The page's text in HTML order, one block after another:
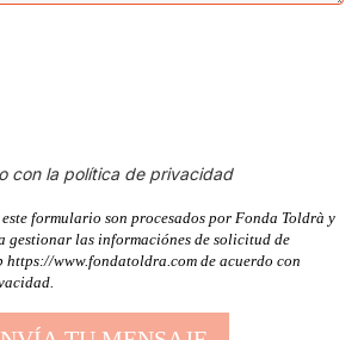
con la política de privacidad
formulario son procesados por Fonda Toldrà y
gestionar las informaciónes de solicitud de
https://www.fondatoldra.com de acuerdo con